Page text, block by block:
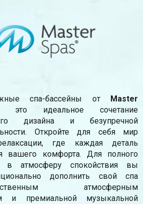
спа-бассейны от
Master
идеальное сочетание
дизайна и безупречной
Откройте для себя мир
где каждая деталь
вашего комфорта. Для полного
в атмосферу спокойствия вы
дополнить свой спа
атмосферным
и премиальной музыкальной